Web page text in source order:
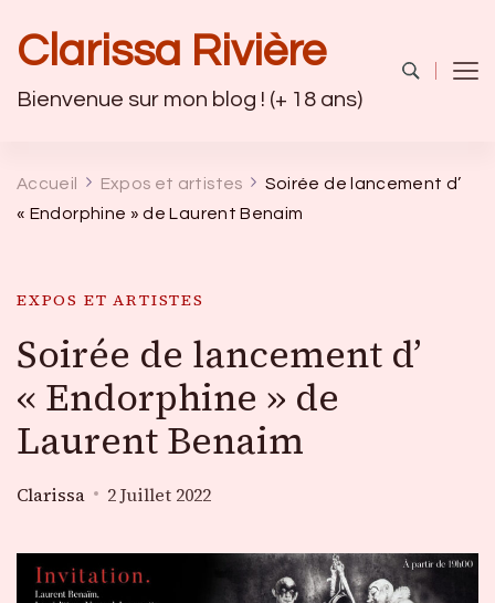
Clarissa Rivière
Bienvenue sur mon blog ! (+ 18 ans)
Accueil Expos et artistes
Soirée de lancement d’
« Endorphine » de Laurent Benaim
EXPOS ET ARTISTES
Soirée de lancement d’
« Endorphine » de
Laurent Benaim
Clarissa 2 Juillet 2022